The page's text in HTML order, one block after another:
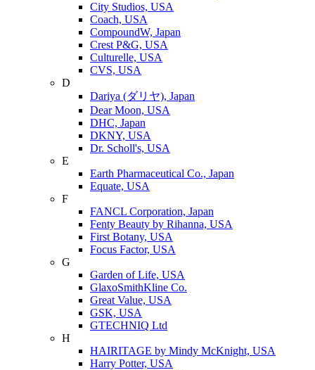
City Studios, USA
Coach, USA
CompoundW, Japan
Crest P&G, USA
Culturelle, USA
CVS, USA
D
Dariya (ダリヤ), Japan
Dear Moon, USA
DHC, Japan
DKNY, USA
Dr. Scholl's, USA
E
Earth Pharmaceutical Co., Japan
Equate, USA
F
FANCL Corporation, Japan
Fenty Beauty by Rihanna, USA
First Botany, USA
Focus Factor, USA
G
Garden of Life, USA
GlaxoSmithKline Co.
Great Value, USA
GSK, USA
GTECHNIQ Ltd
H
HAIRITAGE by Mindy McKnight, USA
Harry Potter, USA